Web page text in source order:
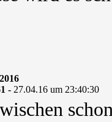
- 27.04.16 um 23:40:30